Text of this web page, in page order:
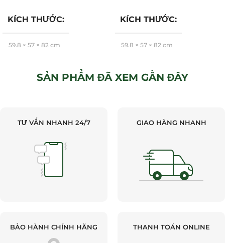
KÍCH THƯỚC
59,8 × 57 × 82 cm
BRAND
KÍCH THƯỚC
59,8 × 57 × 82 cm
BRAND Hafele
SẢN PHẨM ĐÃ XEM GẦN ĐÂY
TƯ VẤN NHANH 24/7 GIAO HÀNG NHANH
BẢO HÀNH CHÍNH HÃNG THANH TOÁN ONLINE